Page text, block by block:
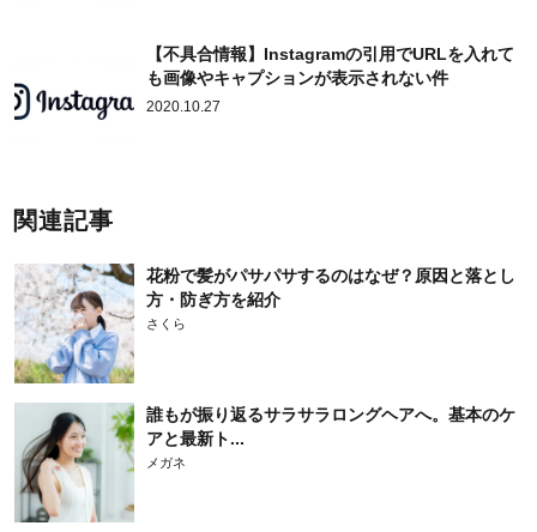
【不具合情報】Instagramの引用でURLを入れて
も画像やキャプションが表示されない件
2020.10.27
関連記事
花粉で髪がパサパサするのはなぜ？原因と落とし
方・防ぎ方を紹介
さくら
誰もが振り返るサラサラロングヘアへ。基本のケ
アと最新ト...
メガネ